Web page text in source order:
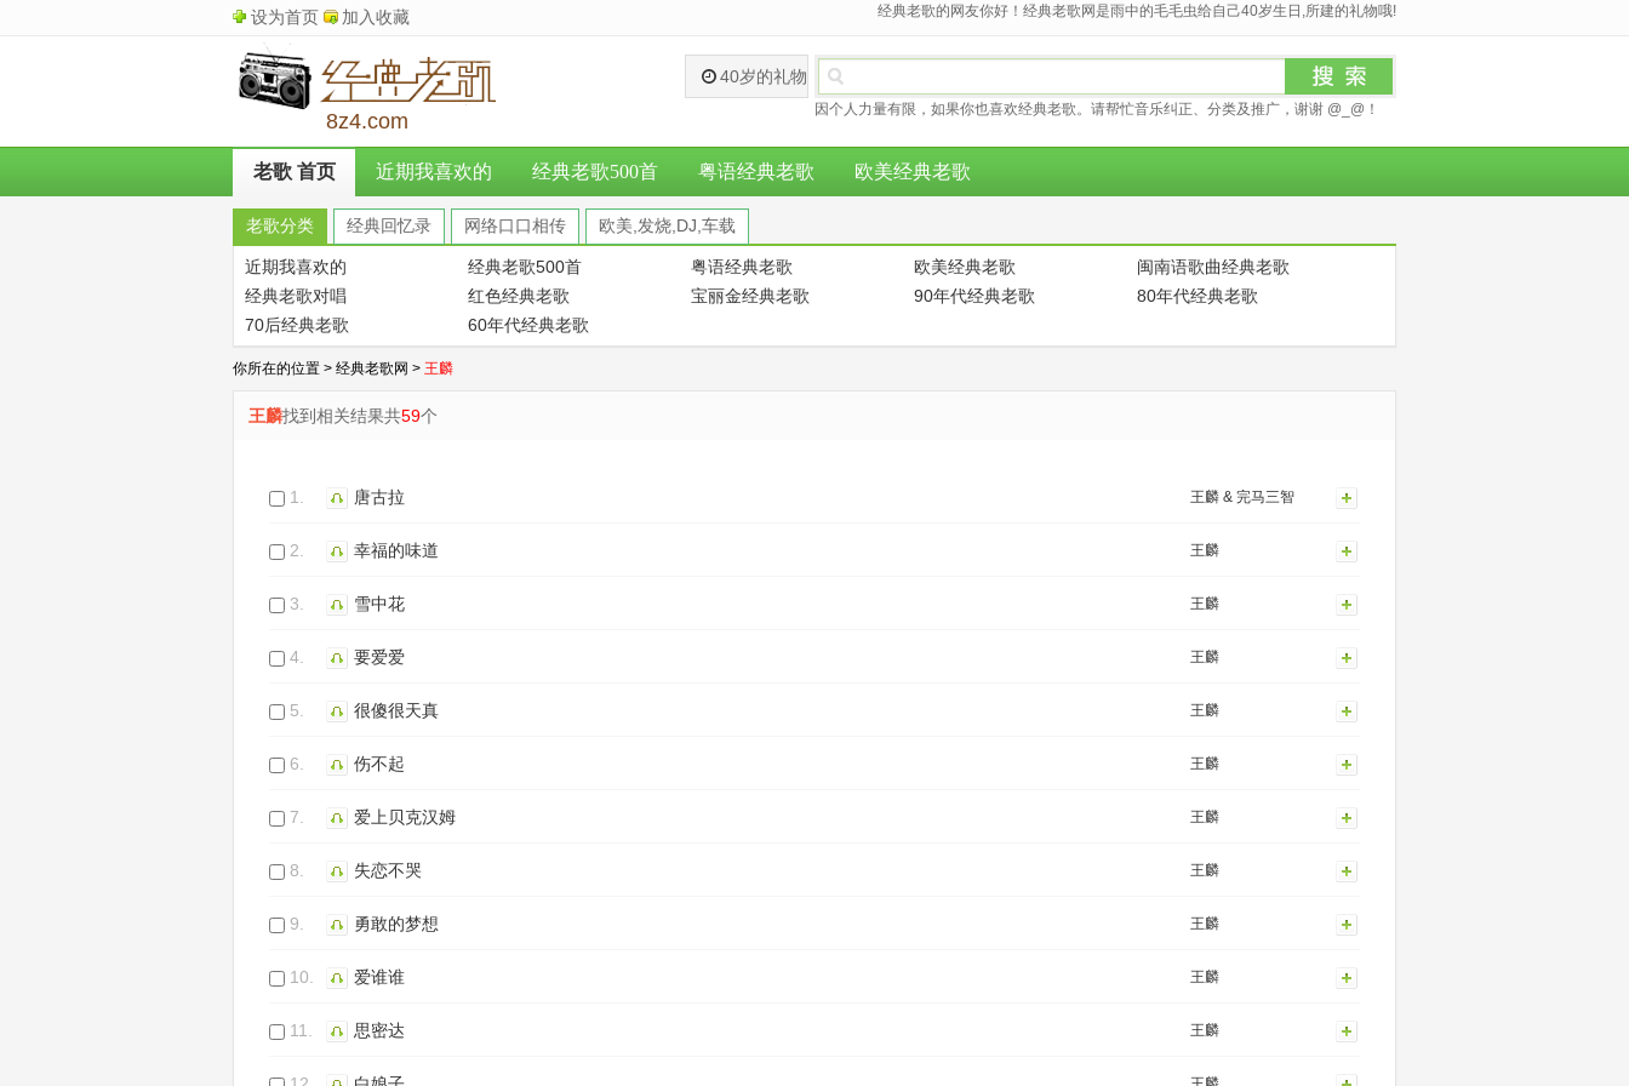
设为首页 加入收藏 经典老歌的网友你好！经典老歌网是雨中的毛毛虫给自己40岁生日,所建的礼物哦!
8z4.com
40岁的礼物
因个人力量有限，如果你也喜欢经典老歌。请帮忙音乐纠正、分类及推广，谢谢 @_@！
老歌 首页 近期我喜欢的 经典老歌500首 粤语经典老歌 欧美经典老歌
老歌分类 经典回忆录 网络口口相传 欧美,发烧,DJ,车载
近期我喜欢的 经典老歌500首 粤语经典老歌 欧美经典老歌
闽南语歌曲经典老歌
经典老歌对唱
红色经典老歌 宝丽金经典老歌 90年代经典老歌
80年代经典老歌
70后经典老歌
60年代经典老歌
你所在的位置 > 经典老歌网 > 王麟
王麟找到相关结果共59个
1. 唐古拉 王麟 & 完马三智
2. 幸福的味道 王麟
3. 雪中花 王麟
4. 要爱爱 王麟
5. 很傻很天真 王麟
6. 伤不起 王麟
7. 爱上贝克汉姆 王麟
8. 失恋不哭 王麟
9. 勇敢的梦想 王麟
10. 爱谁谁 王麟
11. 思密达 王麟